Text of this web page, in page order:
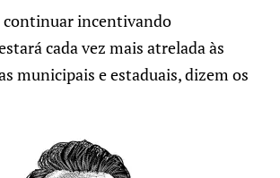
continuar incentivando
cada vez mais atrelada às
municipais e estaduais, dizem os